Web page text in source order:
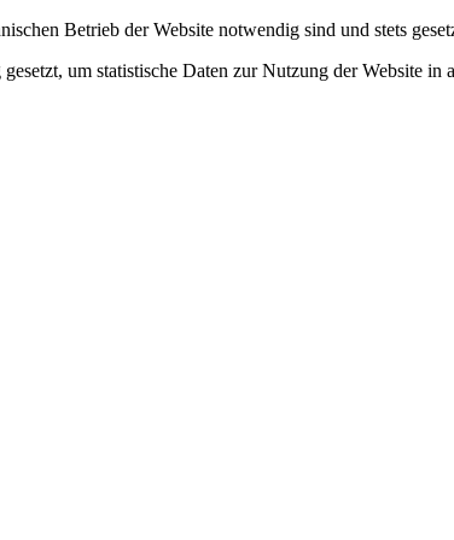
Betrieb der Website notwendig sind und stets
um statistische Daten zur Nutzung der Website in